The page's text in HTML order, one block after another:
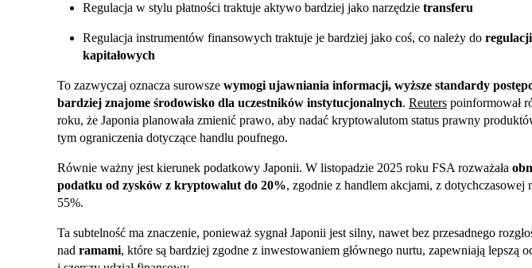
Regulacja w stylu płatności traktuje aktywo bardziej jako narzędzie transferu
Regulacja instrumentów finansowych traktuje je bardziej jako coś, co należy do
kapitałowych
To zazwyczaj oznacza surowsze wymogi ujawniania informacji, wyższe standardy
bardziej znajome środowisko dla uczestników instytucjonalnych. Reuters poinformował
roku, że Japonia planowała zmienić prawo, aby nadać kryptowalutom status prawny
tym ograniczenia dotyczące handlu poufnego.
Równie ważny jest kierunek podatkowy Japonii. W listopadzie 2025 roku FSA rozważała
podatku od zysków z kryptowalut do 20%, zgodnie z handlem akcjami, z dotychczasowej
55%.
Ta subtelność ma znaczenie, ponieważ sygnał Japonii jest silny, nawet bez przesadnego
nad ramami, które są bardziej zgodne z inwestowaniem głównego nurtu, zapewniają lepszą